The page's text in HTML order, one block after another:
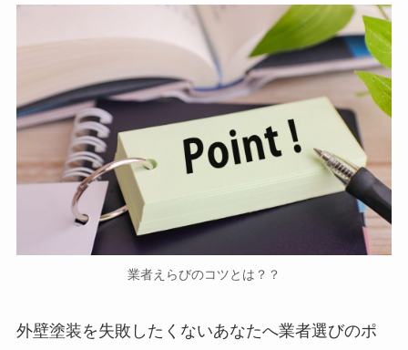
業者えらびのコツとは？？
外壁塗装を失敗したくないあなたへ業者選びのポ